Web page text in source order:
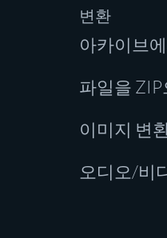
변환
아카이브
파일을
이미지 변
오디오/비